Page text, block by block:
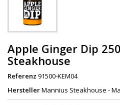
Apple Ginger Dip
Steakhouse
Referenz 91500-KEM04
HerstellerMannius Steakhouse -